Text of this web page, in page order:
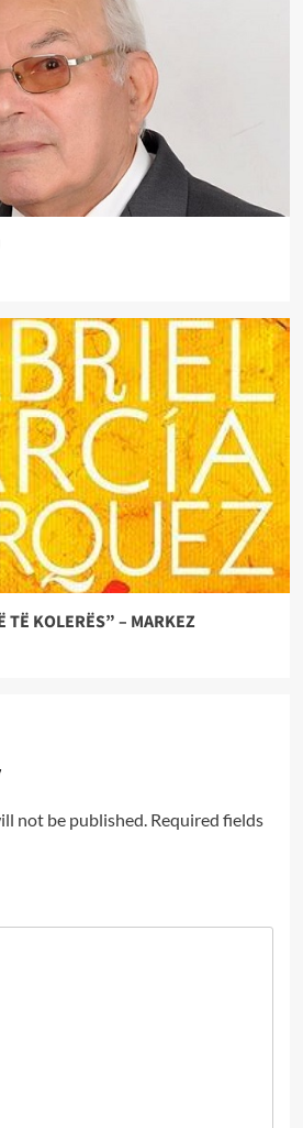
TË KOLERËS” – MARKEZ
not be published. Required fields